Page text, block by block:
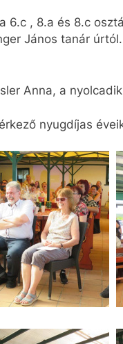
6.c , 8.a és 8.c
János tanár
Anna, a
nyugdíjas